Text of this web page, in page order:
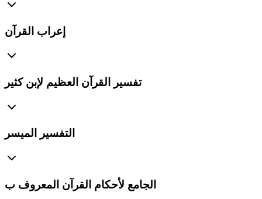
إعراب القرآن
تفسير القرآن العظيم لإبن كثير
التفسير الميسر
الجامع لأحكام القرآن المعروف ب